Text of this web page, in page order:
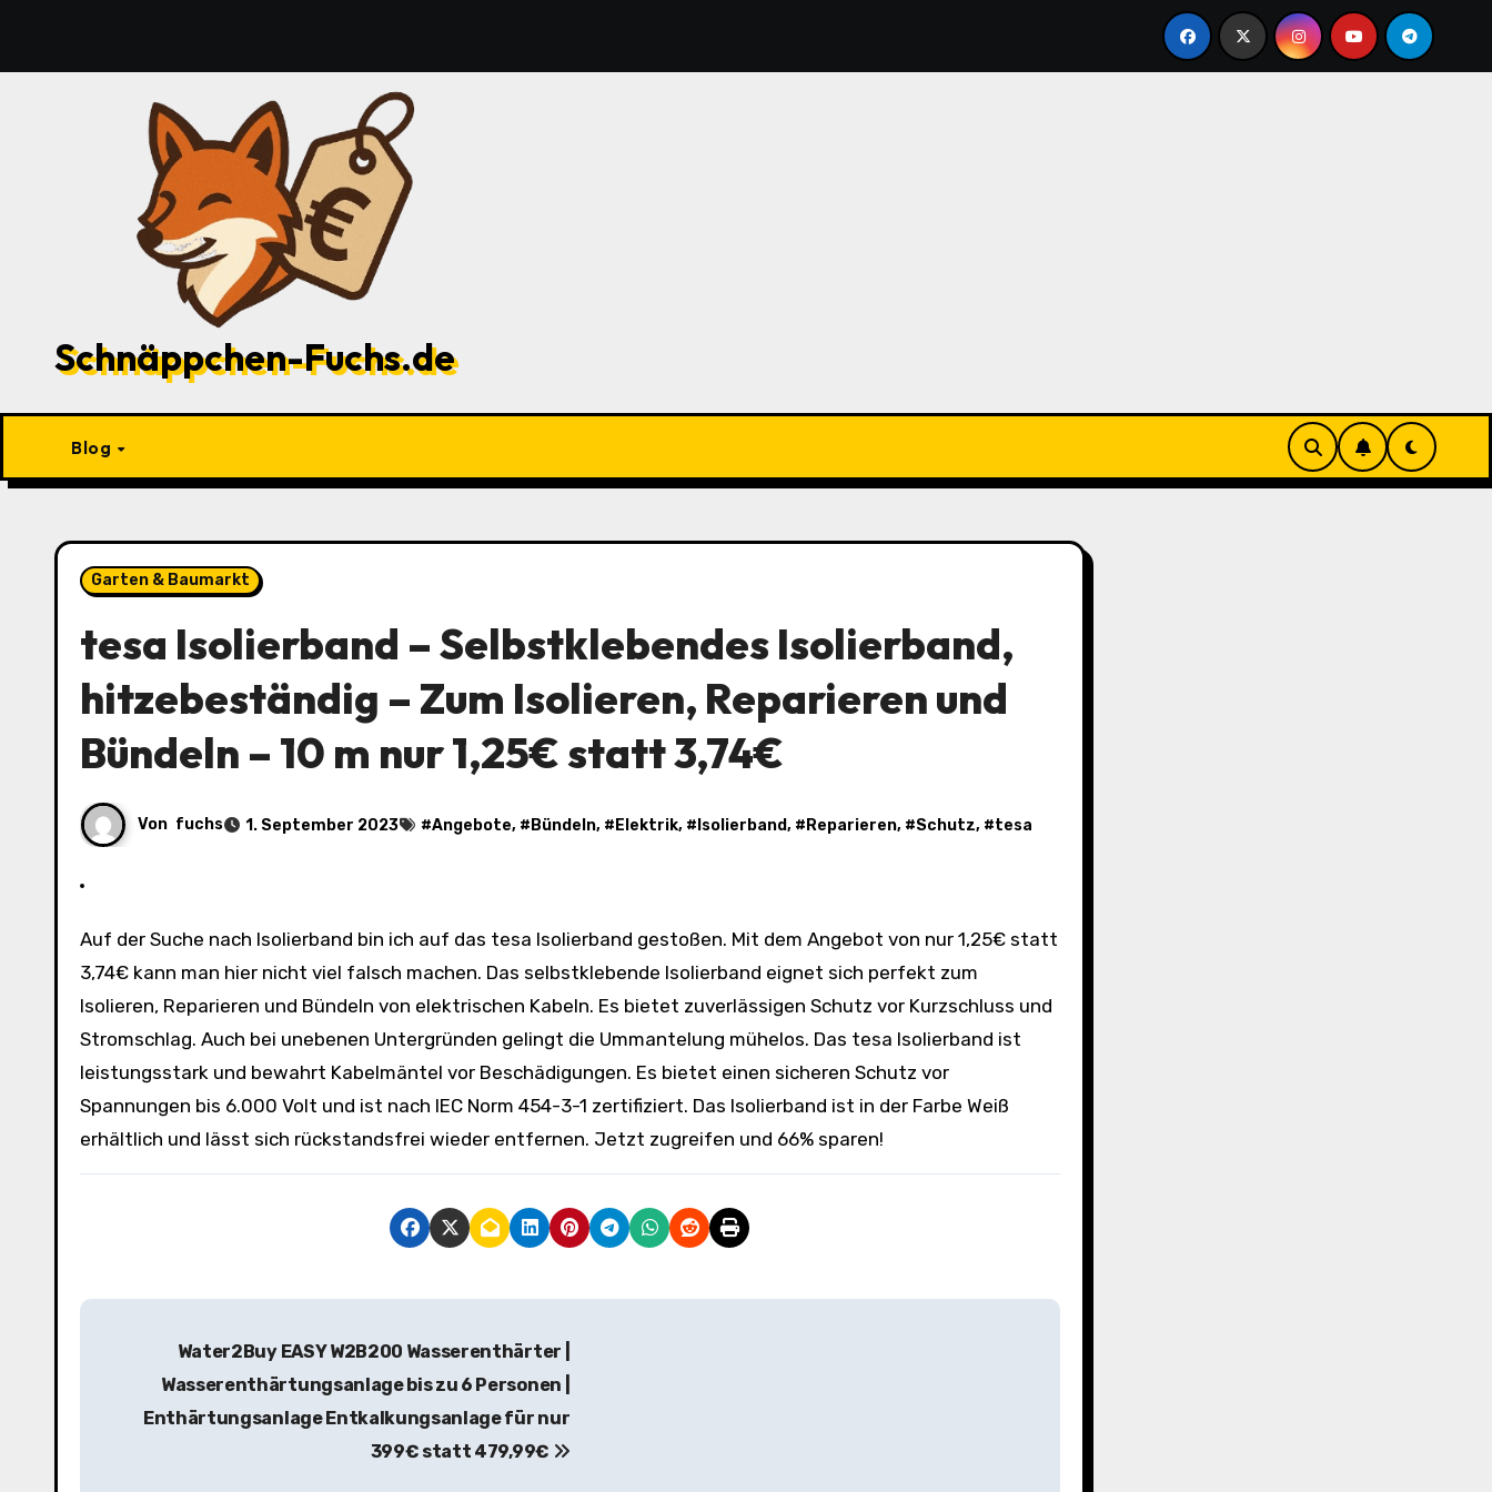
springen
Schnäppchen-Fuchs.de
Blog
Garten & Baumarkt
tesa Isolierband – Selbstklebendes Isolierband,
hitzebeständig – Zum Isolieren, Reparieren und
Bündeln – 10 m nur 1,25€ statt 3,74€
Von fuchs 1. September 2023 #Angebote, # Bündeln, # Elektrik, # Isolierband, # Reparieren, #Schutz, #tesa
Auf der Suche nach Isolierband bin ich auf das tesa Isolierband gestoßen. Mit dem Angebot von nur 1,25€ statt
3,74€ kann man hier nicht viel falsch machen. Das selbstklebende Isolierband eignet sich perfekt zum
Isolieren, Reparieren und Bündeln von elektrischen Kabeln. Es bietet zuverlässigen Schutz vor Kurzschluss und
Stromschlag. Auch bei unebenen Untergründen gelingt die Ummantelung mühelos. Das tesa Isolierband ist
leistungsstark und bewahrt Kabelmäntel vor Beschädigungen. Es bietet einen sicheren Schutz vor
Spannungen bis 6.000 Volt und ist nach IEC Norm 454-3-1 zertifiziert. Das Isolierband ist in der Farbe Weiß
erhältlich und lässt sich rückstandsfrei wieder entfernen. Jetzt zugreifen und 66% sparen!
B
Water2Buy EASY W2B200 Wasserenthärter |
Wasserenthärtungsanlage bis zu 6 Personen |
Enthärtungsanlage Entkalkungsanlage für nur
399€ statt 479,99€